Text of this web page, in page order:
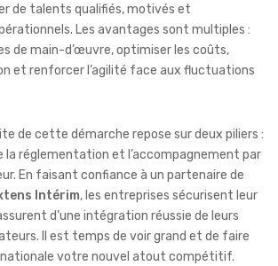
de talents qualifiés, motivés et
Les avantages sont multiples :
de main-d’œuvre, optimiser les coûts,
et renforcer l’agilité face aux fluctuations
de cette démarche repose sur deux piliers :
la réglementation et l’accompagnement par
En faisant confiance à un partenaire de
Intérim, les entreprises sécurisent leur
d’une intégration réussie de leurs
Il est temps de voir grand et de faire
votre nouvel atout compétitif.